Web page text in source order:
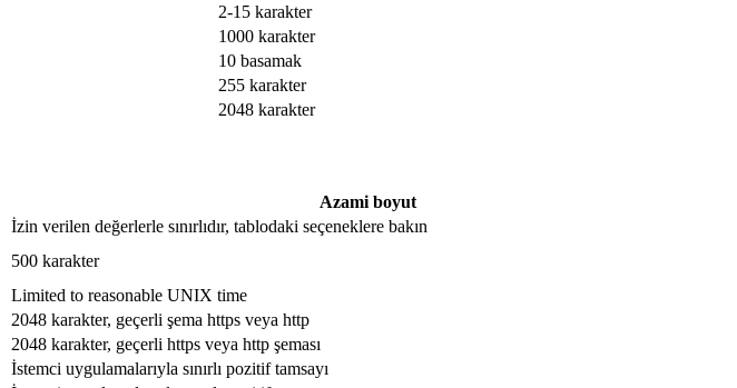
2-15 karakter
1000 karakter
10 basamak
255 karakter
2048 karakter
Azami boyut
İzin verilen değerlerle sınırlıdır, tablodaki seçeneklere bakın
500 karakter
Limited to reasonable UNIX time
2048 karakter, geçerli şema https veya http
2048 karakter, geçerli https veya http şeması
İstemci uygulamalarıyla sınırlı pozitif tamsayı